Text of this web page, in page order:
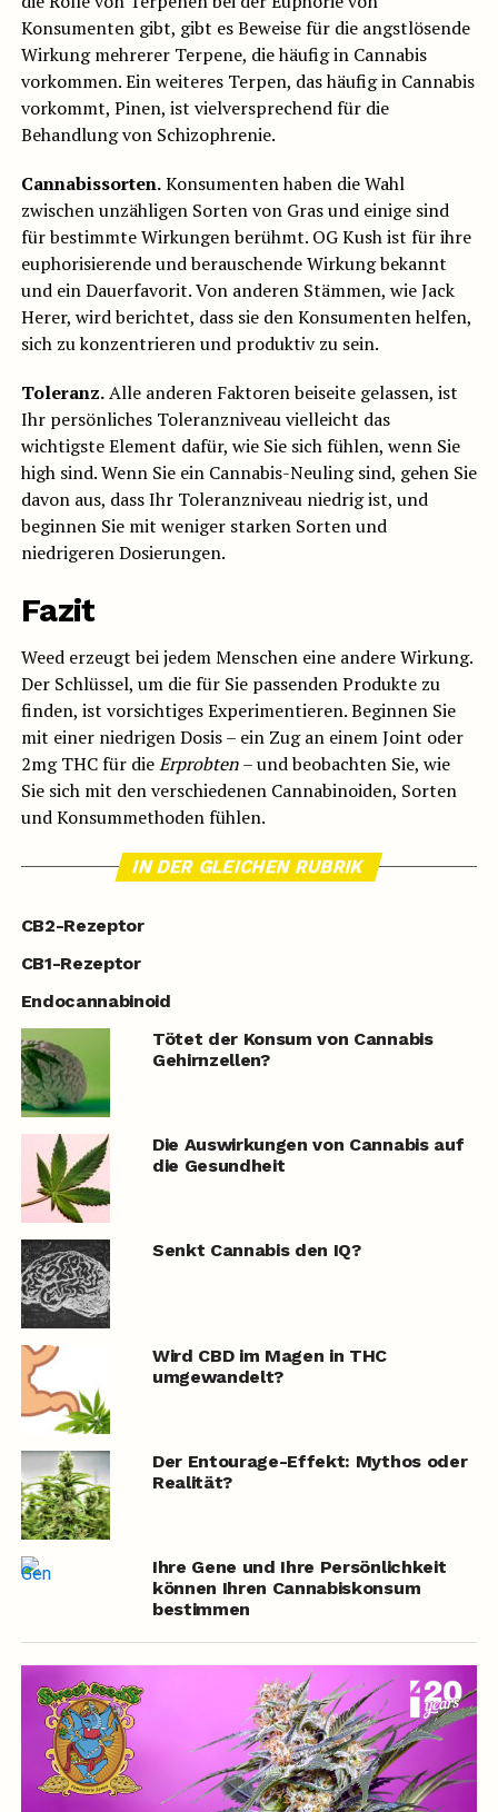
Konsumenten gibt, gibt es Beweise für die angstlösende
Wirkung mehrerer Terpene, die häufig in Cannabis
vorkommen. Ein weiteres Terpen, das häufig in Cannabis
vorkommt, Pinen, ist vielversprechend für die
Behandlung von Schizophrenie.
Cannabissorten.Konsumenten haben die Wahl
zwischen unzähligen Sorten von Gras und einige sind
für bestimmte Wirkungen berühmt. OG Kush ist für ihre
euphorisierende und berauschende Wirkung bekannt
und ein Dauerfavorit. Von anderen Stämmen, wie Jack
Herer, wird berichtet, dass sie den Konsumenten helfen,
sich zu konzentrieren und produktiv zu sein.
Toleranz.Alle anderen Faktoren beiseite gelassen, ist
Ihr persönliches Toleranzniveau vielleicht das
wichtigste Element dafür, wie Sie sich fühlen, wenn Sie
high sind. Wenn Sie ein Cannabis-Neuling sind, gehen Sie
davon aus, dass Ihr Toleranzniveau niedrig ist, und
beginnen Sie mit weniger starken Sorten und
niedrigeren Dosierungen.
Fazit
Weed erzeugt bei jedem Menschen eine andere Wirkung.
Der Schlüssel, um die für Sie passenden Produkte zu
finden, ist vorsichtiges Experimentieren. Beginnen Sie
mit einer niedrigen Dosis – ein Zug an einem Joint oder
2mg THC für dieErprobten– und beobachten Sie, wie
Sie sich mit den verschiedenen Cannabinoiden, Sorten
und Konsummethoden fühlen.
IN DER GLEICHEN RUBRIK
CB2-Rezeptor
CB1-Rezeptor
Endocannabinoid
Tötet der Konsum von Cannabis
Gehirnzellen?
Die Auswirkungen von Cannabis auf
die Gesundheit
Senkt Cannabis den IQ?
Wird CBD im Magen in THC
umgewandelt?
Der Entourage-Effekt: Mythos oder
Realität?
Ihre Gene und Ihre Persönlichkeit
können Ihren Cannabiskonsum
bestimmen